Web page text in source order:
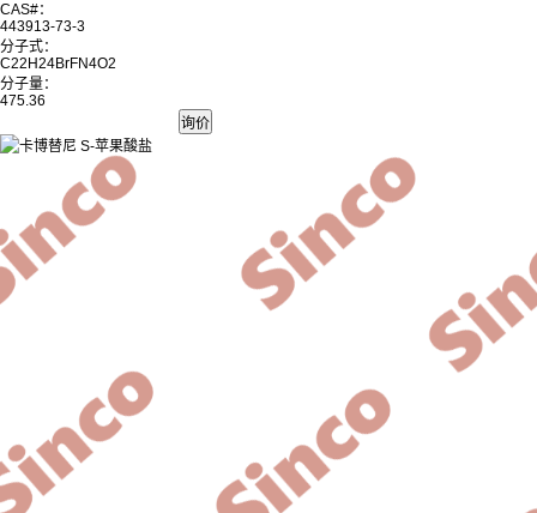
CAS#：
443913-73-3
分子式：
C22H24BrFN4O2
分子量：
475.36